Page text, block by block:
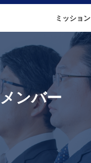
ミッション
メンバー